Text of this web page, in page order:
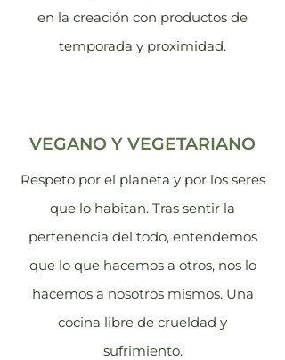
en la creación con productos de
temporada y proximidad.
VEGANO Y VEGETARIANO
Respeto por el planeta y por los seres
que lo habitan. Tras sentir la
pertenencia del todo, entendemos
que lo que hacemos a otros, nos lo
hacemos a nosotros mismos. Una
cocina libre de crueldad y
sufrimiento.